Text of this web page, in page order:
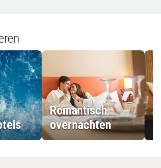
Romantisch
overnachten